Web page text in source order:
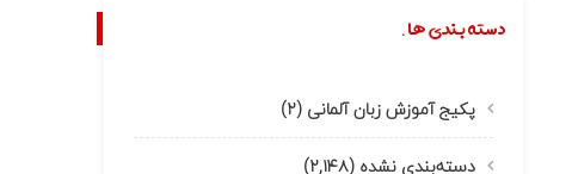
دسته بندی ها.
پکیج آموزش زبان آلمانی (۲)
دسته‌بندی نشده (۲,۱۴۸)